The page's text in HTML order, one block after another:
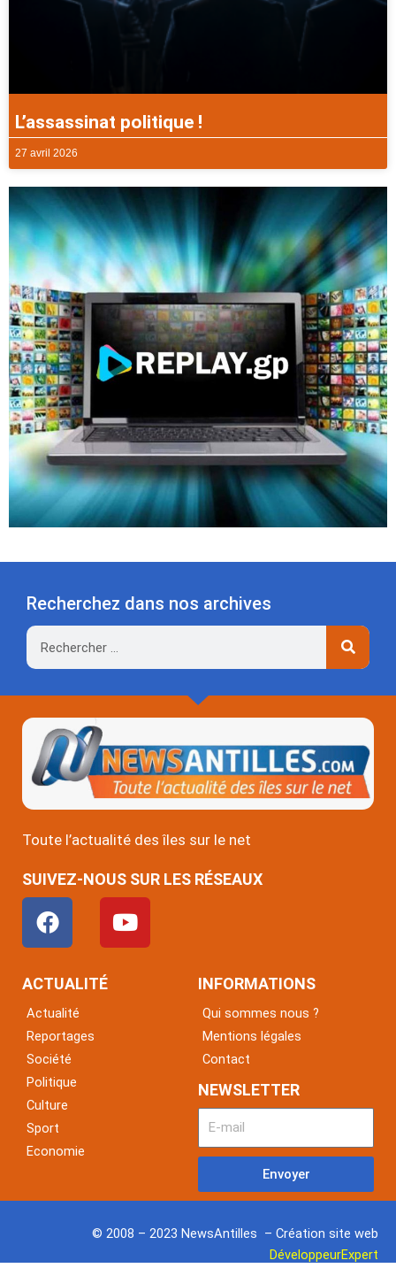
L’assassinat politique !
27 avril 2026
Recherchez dans nos archives
Rechercher
Toute l’actualité des îles sur le net
SUIVEZ-NOUS SUR LES RÉSEAUX
F
a
c
e
o
o
k
Y
o
u
ACTUALITÉ
Actualité
Reportages
Société
Politique
Culture
Sport
Economie
INFORMATIONS
Qui sommes nous ?
Mentions légales
Contact
NEWSLETTER
Envoyer
© 2008 – 2023 NewsAntilles – Création site web
DéveloppeurExpert